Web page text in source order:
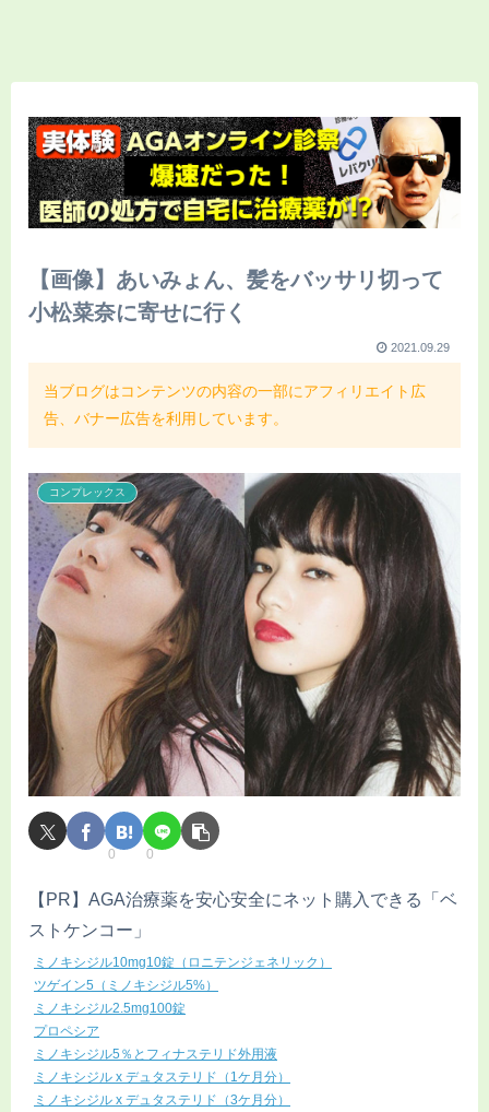
【画像】あいみょん、髪をバッサリ切って
小松菜奈に寄せに行く
2021.09.29
当ブログはコンテンツの内容の一部にアフィリエイト広
告、バナー広告を利用しています。
コンプレックス
0 0
【PR】AGA治療薬を安心安全にネット購入できる「ベ
ストケンコー」
ミノキシジル10mg10錠（ロニテンジェネリック）
ツゲイン5（ミノキシジル5%）
ミノキシジル2.5mg100錠
プロペシア
ミノキシジル5％とフィナステリド外用液
ミノキシジル x デュタステリド（1ケ月分）
ミノキシジル x デュタステリド（3ケ月分）